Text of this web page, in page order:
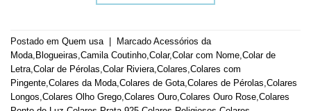
Postado em Quem usa Marcado Acessórios da
Moda Blogueiras Camila Coutinho Colar,Colar com Nome Colar de
Letra Colar de Pérolas Colar Riviera Colares Colares com
Pingente Colares da Moda Colares de Gota Colares de Pérolas Colares
Longos Colares Olho Grego Colares Ouro Colares Ouro Rose Colares